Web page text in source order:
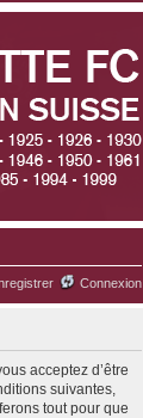
Connexion
acceptez d’être
suivantes,
tout pour que